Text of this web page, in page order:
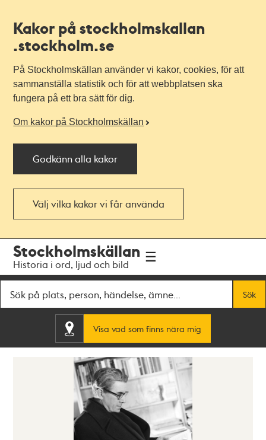
Kakor på stockholmskallan
.stockholm.se
På Stockholmskällan använder vi kakor, cookies, för att
sammanställa statistik och för att webbplatsen ska
fungera på ett bra sätt för dig.
Om kakor på Stockholmskällan
Godkänn alla kakor
Välj vilka kakor vi får använda
navigationen
huvudinnehållet
Stockholmskällan
Historia i ord, ljud och bild
Sök
Visa vad som finns nära mig